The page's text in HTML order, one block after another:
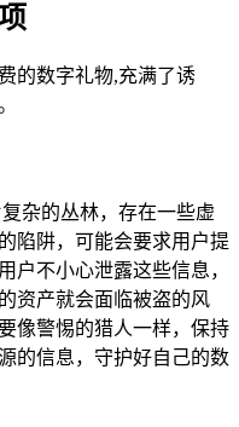
的数字礼物,充满了诱
杂的丛林，存在一些虚
陷阱，可能会要求用户提
户不小心泄露这些信息，
资产就会面临被盗的风
像警惕的猎人一样，保持
的信息，守护好自己的数